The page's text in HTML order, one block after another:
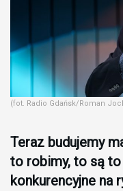
(fot. Radio Gdańsk/Roman
Teraz budujemy
to robimy, to są
konkurencyjne na